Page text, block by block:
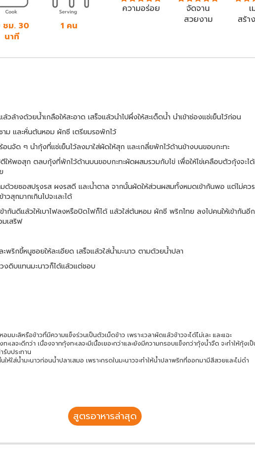
ชม. 30
นาที
1 คน
ความอร่อย
จัดจาน
สวยงาม
สร้า
วล้างด้วยน้ำเกลือให้สะอาด เสร็จแล้วนำไปผึ่งให้สะเด็ดน้ำ นำเข้าช่องแช่เย็นไว้ก่อน
ม และหั่นต้นหอม ผักชี เตรียมรอพักไว้
อนจัด ๆ นำกุ้งที่แช่เย็นไว้ลงมาใส่ผัดให้สุก และเกลี่ยพักไว้ด้านข้างบนขอบกะทะ
ตีให้พอสุก ตลบกุ้งที่พักไว้ด้านบนขอบกะทะผัดผสมรวมกับไข่ เพื่อให้ไข่เคลือบตัวกุ้งจะไ
มด้วยซอสปรุงรส ผงรสดี และน้ำตาล จากนั้นผัดให้ส่วนผสมทั้งหมดเข้ากันพอ แต่ไม่คว
วสุกมากเกินไปจะเละได้
กันดีแล้วให้เบาไฟลงหรือปิดไฟก็ได้ แล้วใส่ต้นหอม ผักชี พริกไทย ลงไปคนให้เข้ากันอี
มเสริฟ
ขี้หนูซอยให้ละเอียด เสร็จแล้วใส่น้ำมะนาว ตามด้วยน้ำปลา
บแทนมะนาวก็ได้แล้วแต่ชอบ
อมมะลิหรือข้าวที่มีความแข็งร่วนเป็นตัวเม็ดข้าว เพราะเวลาผัดแล้วข้าวจะได้ไม่เละ และแฉะ
ะเลจะดีกว่า เนื่องจากกุ้งทะเลจะมีเนื้อเยอะกว่าและยังมีความกรอบแข็งกว่ากุ้งน้ำจืด จะทำให้กุ้งเ
รับประทาน
ห้ใส่น้ำมะนาวก่อนน้ำปลาเสมอ เพราะกรดในมะนาวจะทำให้น้ำปลาพริกที่ออกมามีสีสวยและไม่ดำ
สูตรอาหารล่าสุด